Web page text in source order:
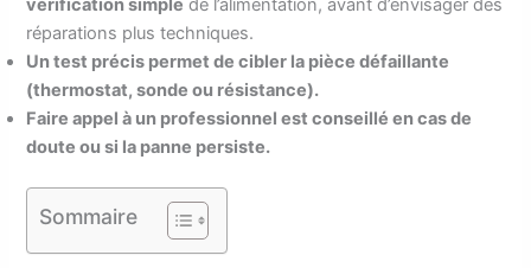
vérification simple de l’alimentation, avant d’envisager des
réparations plus techniques.
Un test précis permet de cibler la pièce défaillante
(thermostat, sonde ou résistance).
Faire appel à un professionnel est conseillé en cas de
doute ou si la panne persiste.
Sommaire